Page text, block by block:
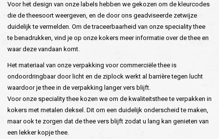
Voor het design van onze labels hebben we gekozen om de kleurcodes
die de theesoort weergeven, en de door ons geadviseerde zetwijze
duidelijk te vermelden. Om de traceerbaarheid van onze speciality thee
te benadrukken, vind je op onze kokers meer informatie over de thee en
waar deze vandaan komt.
Het materiaal van onze verpakking voor commerciële thee is
ondoordringbaar door licht en de ziplock werkt al barrière tegen lucht
waardoor je thee in de verpakking langer vers blijft.
Voor onze speciality thee kozen we om de kwaliteitsthee te verpakken in
kokers met metalen deksel. Dit om een duidelijk onderscheid te maken,
maar ook te zorgen dat de thee vers blijft zodat u lang kan genieten van
een lekker kopje thee.